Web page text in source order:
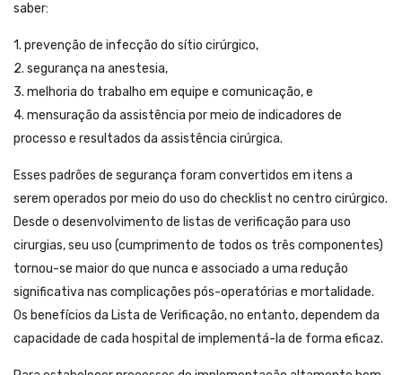
saber:
1. prevenção de infecção do sítio cirúrgico,
2. segurança na anestesia,
3. melhoria do trabalho em equipe e comunicação, e
4. mensuração da assistência por meio de indicadores de
processo e resultados da assistência cirúrgica.
Esses padrões de segurança foram convertidos em itens a
serem operados por meio do uso do checklist no centro cirúrgico.
Desde o desenvolvimento de listas de verificação para uso
cirurgias, seu uso (cumprimento de todos os três componentes)
tornou-se maior do que nunca e associado a uma redução
significativa nas complicações pós-operatórias e mortalidade.
Os benefícios da Lista de Verificação, no entanto, dependem da
capacidade de cada hospital de implementá-la de forma eficaz.